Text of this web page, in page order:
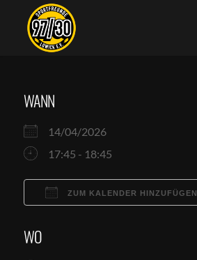
WANN
14/04/2026
17:45 - 18:45
ZUM KALENDER HINZUFÜGEN
WO